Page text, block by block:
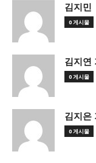
김지민
0 게시물
김지연
0 게시물
김지은
0 게시물